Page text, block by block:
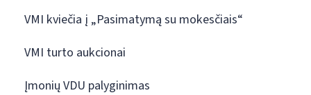
VMI kviečia į „Pasimatymą su mokesčiais“
VMI turto aukcionai
Įmonių VDU palyginimas